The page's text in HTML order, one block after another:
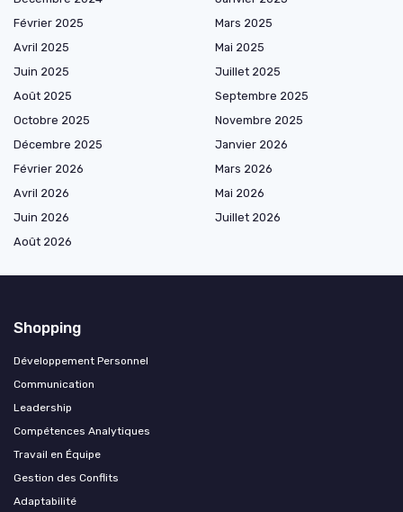
Février 2025
Mars 2025
Avril 2025
Mai 2025
Juin 2025
Juillet 2025
Août 2025
Septembre 2025
Octobre 2025
Novembre 2025
Décembre 2025
Janvier 2026
Février 2026
Mars 2026
Avril 2026
Mai 2026
Juin 2026
Juillet 2026
Août 2026
Shopping
Développement Personnel
Communication
Leadership
Compétences Analytiques
Travail en Équipe
Gestion des Conflits
Adaptabilité